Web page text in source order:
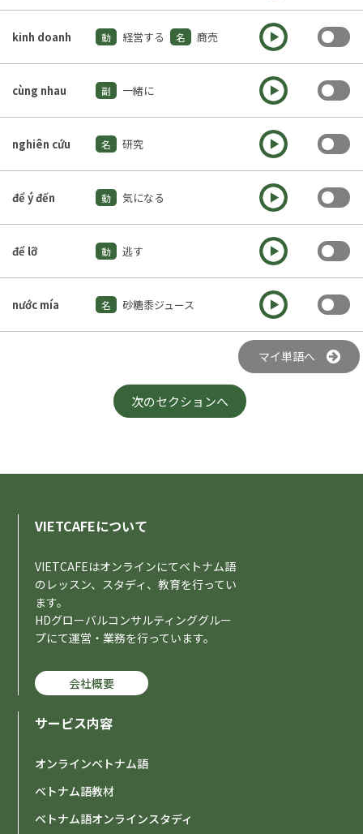
kinh doanh 動 経営する 名 商売
cùng nhau 副 一緒に
nghiên cứu 名 研究
để ý đến 動 気になる
để lỡ 動 逃す
nước mía 名 砂糖黍ジュース
マイ単語へ
次のセクションへ
VIETCAFEについて
VIETCAFEはオンラインにてベトナム語
のレッスン、スタディ、教育を行ってい
ます。
HDグローバルコンサルティンググルー
プにて運営・業務を行っています。
会社概要
サービス内容
オンラインベトナム語
ベトナム語教材
ベトナム語オンラインスタディ